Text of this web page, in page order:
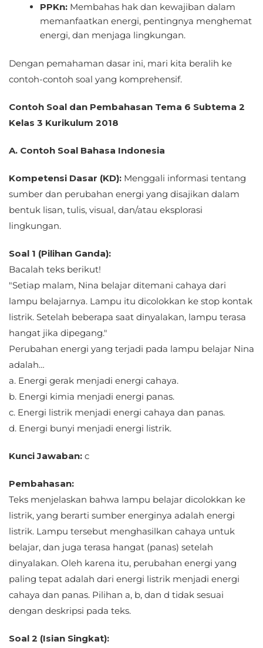
PPKn: Membahas hak dan kewajiban dalam
memanfaatkan energi, pentingnya menghemat
energi, dan menjaga lingkungan.
Dengan pemahaman dasar ini, mari kita beralih ke
contoh-contoh soal yang komprehensif.
Contoh Soal dan Pembahasan Tema 6 Subtema 2
Kelas 3 Kurikulum 2018
A. Contoh Soal Bahasa Indonesia
Kompetensi Dasar (KD): Menggali informasi tentang
sumber dan perubahan energi yang disajikan dalam
bentuk lisan, tulis, visual, dan/atau eksplorasi
lingkungan.
Soal 1 (Pilihan Ganda):
Bacalah teks berikut!
"Setiap malam, Nina belajar ditemani cahaya dari
lampu belajarnya. Lampu itu dicolokkan ke stop kontak
listrik. Setelah beberapa saat dinyalakan, lampu terasa
hangat jika dipegang."
Perubahan energi yang terjadi pada lampu belajar Nina
adalah…
a. Energi gerak menjadi energi cahaya.
b. Energi kimia menjadi energi panas.
c. Energi listrik menjadi energi cahaya dan panas.
d. Energi bunyi menjadi energi listrik.
Kunci Jawaban: c
Pembahasan:
Teks menjelaskan bahwa lampu belajar dicolokkan ke
listrik, yang berarti sumber energinya adalah energi
listrik. Lampu tersebut menghasilkan cahaya untuk
belajar, dan juga terasa hangat (panas) setelah
dinyalakan. Oleh karena itu, perubahan energi yang
paling tepat adalah dari energi listrik menjadi energi
cahaya dan panas. Pilihan a, b, dan d tidak sesuai
dengan deskripsi pada teks.
Soal 2 (Isian Singkat):